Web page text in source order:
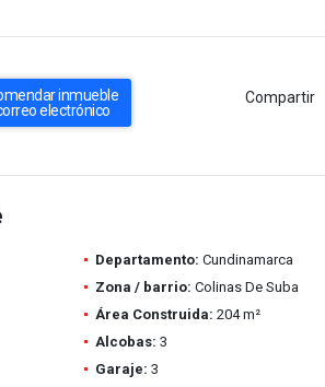
inmueble
electrónico
Compartir
Departamento: Cundinamarca
Zona / barrio: Colinas De Suba
Área Construida: 204 m²
Alcobas: 3
Garaje: 3